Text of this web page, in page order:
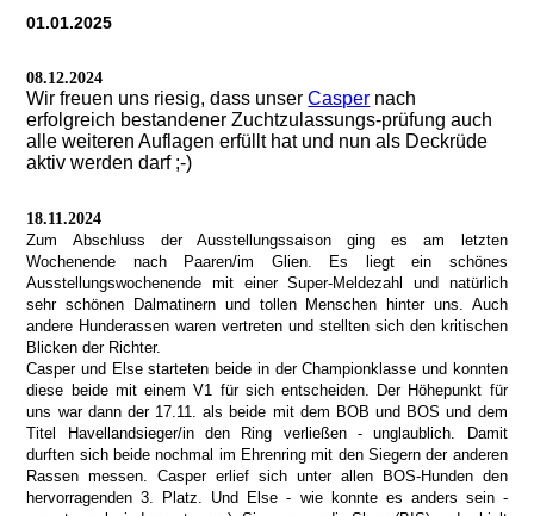
01.01.2025
08.12.2024
Wir freuen uns riesig, dass unserCasper nach
erfolgreich bestandener Zuchtzulassungs-prüfung auch
alle weiteren Auflagen erfüllt hat und nun als Deckrüde
aktiv werden darf ;-)
18.11.2024
Zum Abschluss der Ausstellungssaison ging es am letzten
Wochenende nach Paaren/im Glien. Es liegt ein schönes
Ausstellungswochenende mit einer Super-Meldezahl und natürlich
sehr schönen Dalmatinern und tollen Menschen hinter uns. Auch
andere Hunderassen waren vertreten und stellten sich den kritischen
Blicken der Richter.
Casper und Else starteten beide in der Championklasse und konnten
diese beide mit einem V1 für sich entscheiden. Der Höhepunkt für
uns war dann der 17.11. als beide mit dem BOB und BOS und dem
Titel Havellandsieger/in den Ring verließen - unglaublich. Damit
durften sich beide nochmal im Ehrenring mit den Siegern der anderen
Rassen messen. Casper erlief sich unter allen BOS-Hunden den
hervorragenden 3. Platz. Und Else - wie konnte es anders sein -